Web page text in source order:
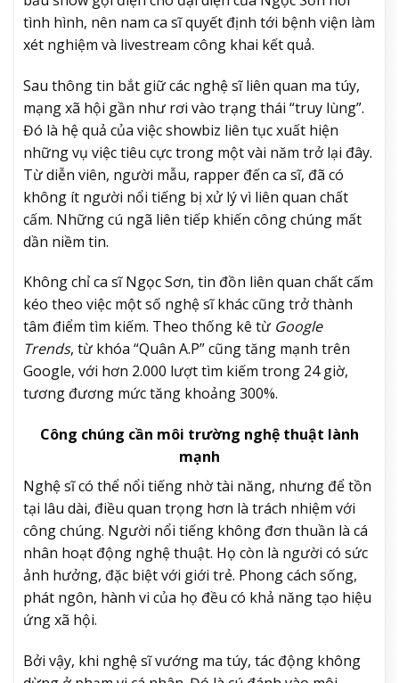
tình hình, nên nam ca sĩ quyết định tới bệnh viện làm
xét nghiệm và livestream công khai kết quả.
Sau thông tin bắt giữ các nghệ sĩ liên quan ma túy,
mạng xã hội gần như rơi vào trạng thái “truy lùng”.
Đó là hệ quả của việc showbiz liên tục xuất hiện
những vụ việc tiêu cực trong một vài năm trở lại đây.
Từ diễn viên, người mẫu, rapper đến ca sĩ, đã có
không ít người nổi tiếng bị xử lý vì liên quan chất
cấm. Những cú ngã liên tiếp khiến công chúng mất
dần niềm tin.
Không chỉ ca sĩ Ngọc Sơn, tin đồn liên quan chất cấm
kéo theo việc một số nghệ sĩ khác cũng trở thành
tâm điểm tìm kiếm. Theo thống kê từ Google
Trends, từ khóa “Quân A.P” cũng tăng mạnh trên
Google, với hơn 2.000 lượt tìm kiếm trong 24 giờ,
tương đương mức tăng khoảng 300%.
Công chúng cần môi trường nghệ thuật lành
mạnh
Nghệ sĩ có thể nổi tiếng nhờ tài năng, nhưng để tồn
tại lâu dài, điều quan trọng hơn là trách nhiệm với
công chúng. Người nổi tiếng không đơn thuần là cá
nhân hoạt động nghệ thuật. Họ còn là người có sức
ảnh hưởng, đặc biệt với giới trẻ. Phong cách sống,
phát ngôn, hành vi của họ đều có khả năng tạo hiệu
ứng xã hội.
Bởi vậy, khi nghệ sĩ vướng ma túy, tác động không